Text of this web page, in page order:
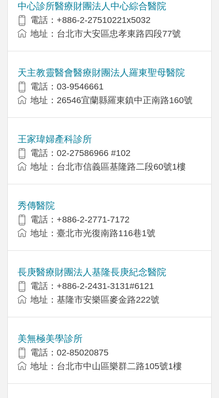
中心診所醫療財團法人中心綜合醫院
電話：+886-2-27510221x5032
地址：台北市大安區忠孝東路四段77號
天主教靈醫會醫療財團法人羅東聖母醫院
電話：03-9546661
地址：26546宜蘭縣羅東鎮中正南路160號
王家瑋婦產科診所
電話：02-27586966 #102
地址：台北市信義區基隆路二段60號1樓
秀傳醫院
電話：+886-2-2771-7172
地址：臺北市光復南路116巷1號
長庚醫療財團法人基隆長庚紀念醫院
電話：+886-2-2431-3131#6121
地址：基隆市安樂區麥金路222號
美無極美學診所
電話：02-85020875
地址：台北市中山區樂群二路105號1樓